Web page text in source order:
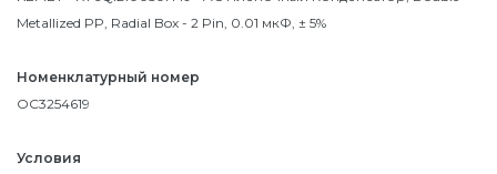
Metallized PP, Radial Box - 2 Pin, 0.01 мкФ, ± 5%
Номенклатурный номер
OC3254619
Условия